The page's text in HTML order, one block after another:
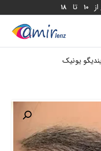
10 تا 18
یونیک